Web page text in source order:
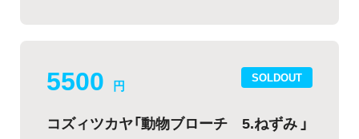
SOLDOUT
5500 円
コズィツカヤ「動物ブローチ 5.ねずみ 」